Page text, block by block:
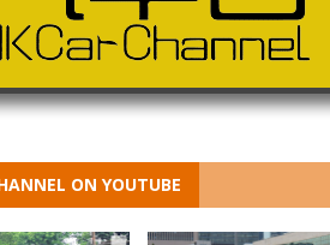
ON YOUTUBE